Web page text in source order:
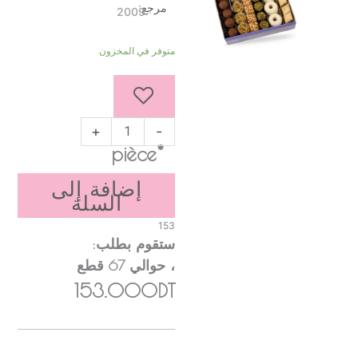
مرجع:2009
متوفر في المخزون
إضافة إلى
السلة
ستقوم بطلب:
، حوالي67 قطع
153.000DT